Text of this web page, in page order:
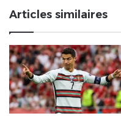
mesures
Articles similaires